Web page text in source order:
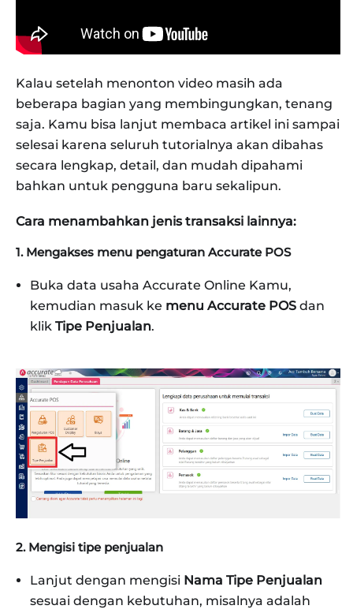
Kalau setelah menonton video masih ada
beberapa bagian yang membingungkan, tenang
saja. Kamu bisa lanjut membaca artikel ini sampai
selesai karena seluruh tutorialnya akan dibahas
secara lengkap, detail, dan mudah dipahami
bahkan untuk pengguna baru sekalipun.
Cara menambahkan jenis transaksi lainnya:
1. Mengakses menu pengaturan Accurate POS
Buka data usaha Accurate Online Kamu,
kemudian masuk ke menu Accurate POS dan
klik Tipe Penjualan.
2. Mengisi tipe penjualan
Lanjut dengan mengisi Nama Tipe Penjualan
sesuai dengan kebutuhan, misalnya adalah